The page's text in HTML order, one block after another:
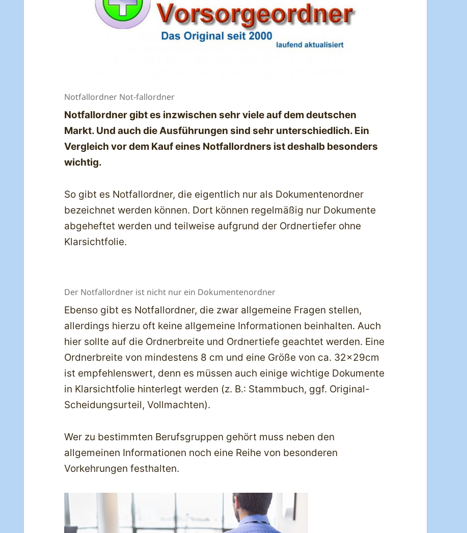
Notfallordner Not-fallordner
Notfallordner gibt es inzwischen sehr viele auf dem deutschen
Markt. Und auch die Ausführungen sind sehr unterschiedlich. Ein
Vergleich vor dem Kauf eines Notfallordners ist deshalb besonders
wichtig.
So gibt es Notfallordner, die eigentlich nur als Dokumentenordner
bezeichnet werden können. Dort können regelmäßig nur Dokumente
abgeheftet werden und teilweise aufgrund der Ordnertiefer ohne
Klarsichtfolie.
Der Notfallordner ist nicht nur ein Dokumentenordner
Ebenso gibt es Notfallordner, die zwar allgemeine Fragen stellen,
allerdings hierzu oft keine allgemeine Informationen beinhalten. Auch
hier sollte auf die Ordnerbreite und Ordnertiefe geachtet werden. Eine
Ordnerbreite von mindestens 8 cm und eine Größe von ca. 32x29cm
ist empfehlenswert, denn es müssen auch einige wichtige Dokumente
in Klarsichtfolie hinterlegt werden (z. B.: Stammbuch, ggf. Original-
Scheidungsurteil, Vollmachten).
Wer zu bestimmten Berufsgruppen gehört muss neben den
allgemeinen Informationen noch eine Reihe von besonderen
Vorkehrungen festhalten.